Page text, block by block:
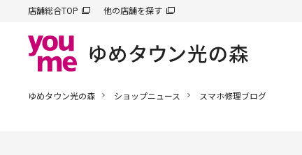
店舗総合TOP 他の店舗を探す
ゆめタウン光の森 ショップニュース スマホ修理ブログ